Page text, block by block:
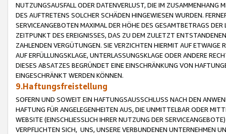
NUTZUNGSAUSFALL ODER DATENVERLUST, DIE IM ZUSAMMENHANG
DES AUFTRETENS SOLCHER SCHÄDEN HINGEWIESEN WURDEN.
SERVICEANGEBOTEN MAXIMAL DER HÖHE DES GESAMTBETRAGS
ZEITPUNKT DES EREIGNISSES, DAS ZU DEM ZULETZT
ZAHLENDEN VERGÜTUNGEN. SIE VERZICHTEN HIERMIT AUF
AUF ERFÜLLUNGSKLAGE, UNTERLASSUNGSKLAGE ODER ANDERE
DIESES ABSATZES BEGRÜNDET EINE EINSCHRÄNKUNG VON
EINGESCHRÄNKT WERDEN KÖNNEN.
9.Haftungsfreistellung
SOFERN UND SOWEIT EIN HAFTUNGSAUSSCHLUSS NACH DEN
HAFTUNG FÜR ANGELEGENHEITEN AUS, DIE UNMITTELBAR ODER
WEBSITE (EINSCHLIESSLICH IHRER NUTZUNG DER
VERPFLICHTEN SICH, UNS, UNSERE VERBUNDENEN UNTERNEHMEN